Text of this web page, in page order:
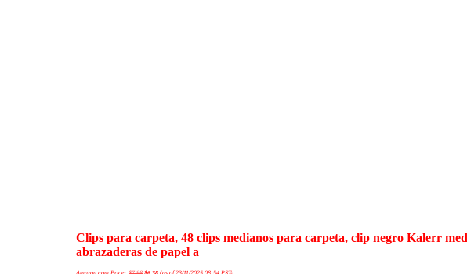
Clips para carpeta, 48 clips medianos para carpeta, clip negro Kalerr
abrazaderas de papel a